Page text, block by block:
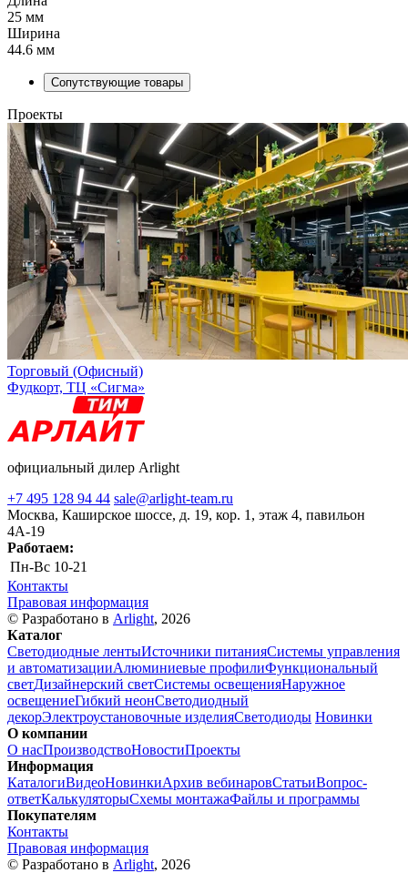
25 мм
Ширина
44.6 мм
Сопутствующие товары
Проекты
Торговый (Офисный)
Фудкорт, ТЦ «Сигма»
официальный дилер Arlight
+7 495 128 94 44 sale@arlight-team.ru
Москва, Каширское шоссе, д. 19, кор. 1, этаж 4, павильон
4А-19
Работаем:
Пн-Вс 10-21
Контакты
Правовая информация
© Разработано в Arlight, 2026
Каталог
Светодиодные лентыИсточники питанияСистемы управления
и автоматизацииАлюминиевые профилиФункциональный
светДизайнерский светСистемы освещенияНаружное
освещениеГибкий неонСветодиодный
декорЭлектроустановочные изделияСветодиоды Новинки
О компании
О насПроизводствоНовостиПроекты
Информация
КаталогиВидеоНовинкиАрхив вебинаровСтатьиВопрос-
ответКалькуляторыСхемы монтажаФайлы и программы
Покупателям
Контакты
Правовая информация
© Разработано в Arlight, 2026